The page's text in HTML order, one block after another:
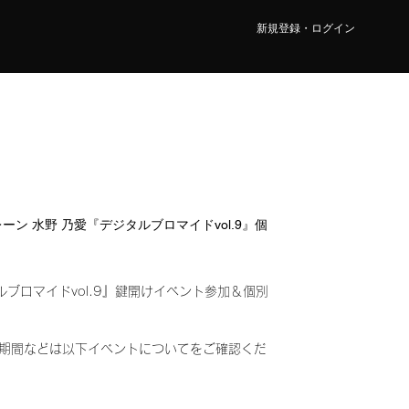
新規登録・ログイン
ン 水野 乃愛『デジタルブロマイドvol.9』個
ブロマイドvol.9』鍵開けイベント参加＆個別
間などは以下イベントについてをご確認くだ